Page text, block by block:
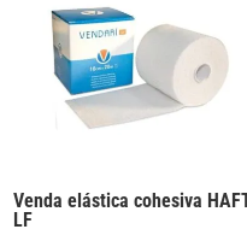
Venda elástica cohesiva
LF